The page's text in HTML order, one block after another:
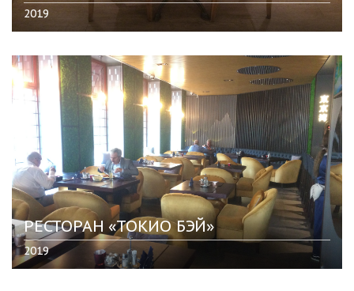
2019
РЕСТОРАН «ТОКИО БЭЙ»
2019